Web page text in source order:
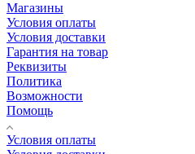
Магазины
Условия оплаты
Условия доставки
Гарантия на товар
Реквизиты
Политика
Возможности
Помощь
Условия оплаты